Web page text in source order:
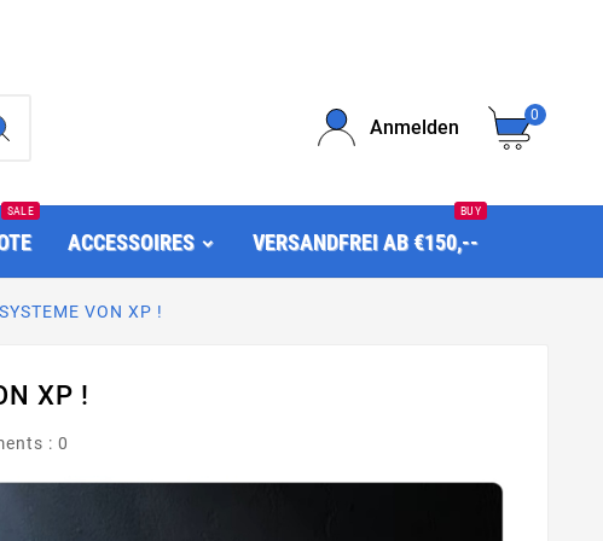
Anmelden
0
SALE
ACCESSOIRES VERSANDFREI AB €150,--
BUY
VON XP !
XP !
: 0